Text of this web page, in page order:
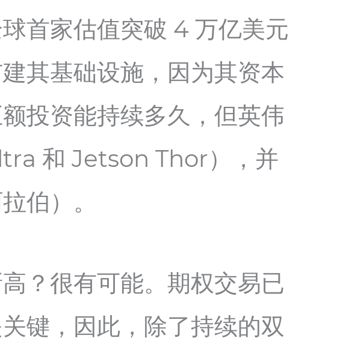
首家估值突破 4 万亿美元
其基础设施，因为其资本
投资能持续多久，但英伟
和 Jetson Thor），并
伯）。
？很有可能。期权交易已
键，因此，除了持续的双